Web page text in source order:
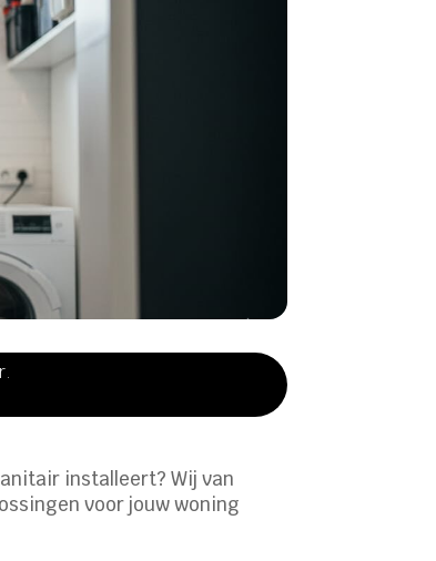
installeert? Wij van
voor jouw woning